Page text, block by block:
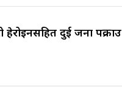
हेरोइनसहित दुई जना पक्राउ